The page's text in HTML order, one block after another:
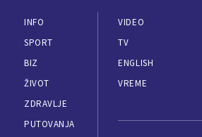
INFO
SPORT
BIZ
ŽIVOT
ZDRAVLJE
PUTOVANJA
VIDEO
TV
ENGLISH
VREME